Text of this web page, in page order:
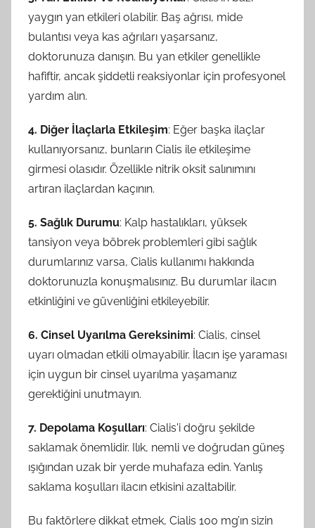
yaygın yan etkileri olabilir. Baş ağrısı, mide
bulantısı veya kas ağrıları yaşarsanız,
doktorunuza danışın. Bu yan etkiler genellikle
hafiftir, ancak şiddetli reaksiyonlar için profesyonel
yardım alın.
4. Diğer İlaçlarla Etkileşim: Eğer başka ilaçlar
kullanıyorsanız, bunların Cialis ile etkileşime
girmesi olasıdır. Özellikle nitrik oksit salınımını
artıran ilaçlardan kaçının.
5. Sağlık Durumu: Kalp hastalıkları, yüksek
tansiyon veya böbrek problemleri gibi sağlık
durumlarınız varsa, Cialis kullanımı hakkında
doktorunuzla konuşmalısınız. Bu durumlar ilacın
etkinliğini ve güvenliğini etkileyebilir.
6. Cinsel Uyarılma Gereksinimi: Cialis, cinsel
uyarı olmadan etkili olmayabilir. İlacın işe yaraması
için uygun bir cinsel uyarılma yaşamanız
gerektiğini unutmayın.
7. Depolama Koşulları: Cialis'i doğru şekilde
saklamak önemlidir. Ilık, nemli ve doğrudan güneş
ışığından uzak bir yerde muhafaza edin. Yanlış
saklama koşulları ilacın etkisini azaltabilir.
Bu faktörlere dikkat etmek, Cialis 100 mg’ın sizin